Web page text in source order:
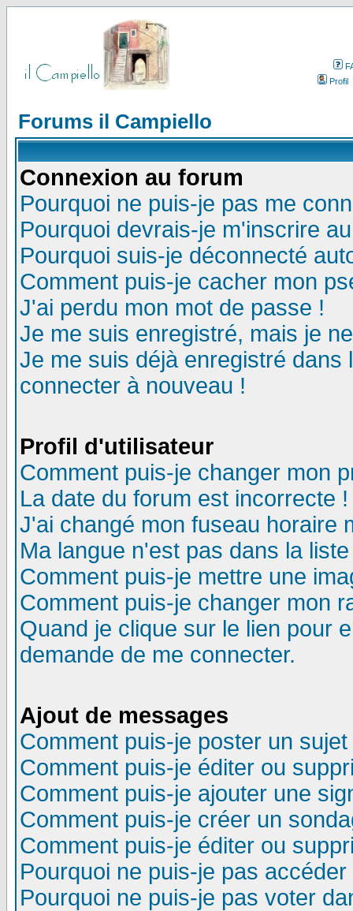
Profil
Forums il Campiello
Connexion au forum
Pourquoi ne puis-je pas me
Pourquoi devrais-je m'inscrire
Pourquoi suis-je déconnecté
Comment puis-je cacher mon
J'ai perdu mon mot de passe !
Je me suis enregistré, mais je
Je me suis déjà enregistré
connecter à nouveau !
Profil d'utilisateur
Comment puis-je changer mon
La date du forum est incorrecte !
J'ai changé mon fuseau horaire
Ma langue n'est pas dans la
Comment puis-je mettre une
Comment puis-je changer mon
Quand je clique sur le lien pour
demande de me connecter.
Ajout de messages
Comment puis-je poster un
Comment puis-je éditer ou
Comment puis-je ajouter une
Comment puis-je créer un
Comment puis-je éditer ou
Pourquoi ne puis-je pas
Pourquoi ne puis-je pas voter